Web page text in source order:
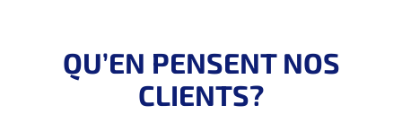
QU’EN PENSENT NOS
CLIENTS?